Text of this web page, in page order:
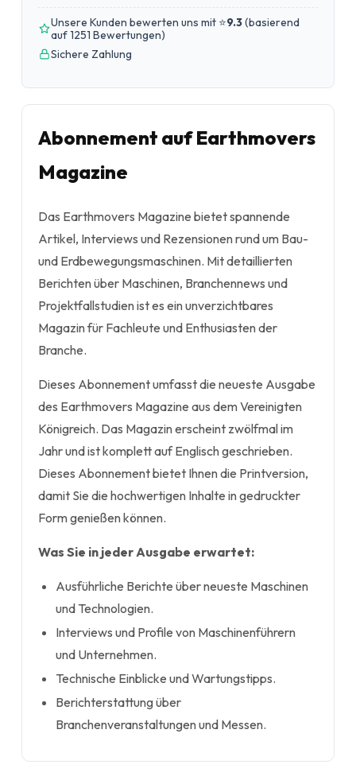
Unsere Kunden bewerten uns mit ⭐9.3(basierend
auf 1251 Bewertungen)
Sichere Zahlung
Abonnement auf Earthmovers
Magazine
Das Earthmovers Magazine bietet spannende
Artikel, Interviews und Rezensionen rund um Bau-
und Erdbewegungsmaschinen. Mit detaillierten
Berichten über Maschinen, Branchennews und
Projektfallstudien ist es ein unverzichtbares
Magazin für Fachleute und Enthusiasten der
Branche.
Dieses Abonnement umfasst die neueste Ausgabe
des Earthmovers Magazine aus dem Vereinigten
Königreich. Das Magazin erscheint zwölfmal im
Jahr und ist komplett auf Englisch geschrieben.
Dieses Abonnement bietet Ihnen die Printversion,
damit Sie die hochwertigen Inhalte in gedruckter
Form genießen können.
Was Sie in jeder Ausgabe erwartet:
Ausführliche Berichte über neueste Maschinen
und Technologien.
Interviews und Profile von Maschinenführern
und Unternehmen.
Technische Einblicke und Wartungstipps.
Berichterstattung über
Branchenveranstaltungen und Messen.